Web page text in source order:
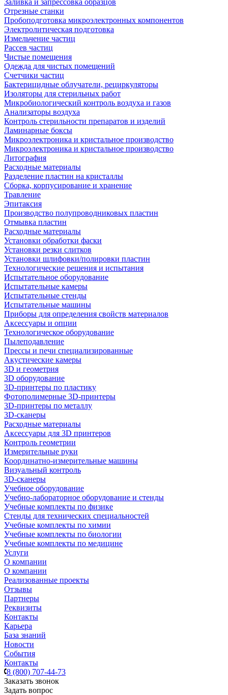
Заливка и запрессовка образцов
Отрезные станки
Пробоподготовка микроэлектронных компонентов
Электролитическая подготовка
Измельчение частиц
Рассев частиц
Чистые помещения
Одежда для чистых помещений
Счетчики частиц
Бактерицидные облучатели, рециркуляторы
Изоляторы для стерильных работ
Микробиологический контроль воздуха и газов
Анализаторы воздуха
Контроль стерильности препаратов и изделий
Ламинарные боксы
Микроэлектроника и кристальное производство
Микроэлектроника и кристальное производство
Литография
Расходные материалы
Разделение пластин на кристаллы
Сборка, корпусирование и хранение
Травление
Эпитаксия
Производство полупроводниковых пластин
Отмывка пластин
Расходные материалы
Установки обработки фаски
Установки резки слитков
Установки шлифовки/полировки пластин
Технологические решения и испытания
Испытательное оборудование
Испытательные камеры
Испытательные стенды
Испытательные машины
Приборы для определения свойств материалов
Аксессуары и опции
Технологическое оборудование
Пылеподавление
Прессы и печи специализированные
Акустические камеры
3D и геометрия
3D оборудование
3D-принтеры по пластику
Фотополимерные 3D-принтеры
3D-принтеры по металлу
3D-сканеры
Расходные материалы
Аксессуары для 3D принтеров
Контроль геометрии
Измерительные руки
Координатно-измерительные машины
Визуальный контроль
3D-сканеры
Учебное оборудование
Учебно-лабораторное оборудование и стенды
Учебные комплекты по физике
Стенды для технических специальностей
Учебные комплекты по химии
Учебные комплекты по биологии
Учебные комплекты по медицине
Услуги
О компании
О компании
Реализованные проекты
Отзывы
Партнеры
Реквизиты
Контакты
Карьера
База знаний
Новости
События
Контакты
8 (800) 707-44-73
Заказать звонок
Задать вопрос